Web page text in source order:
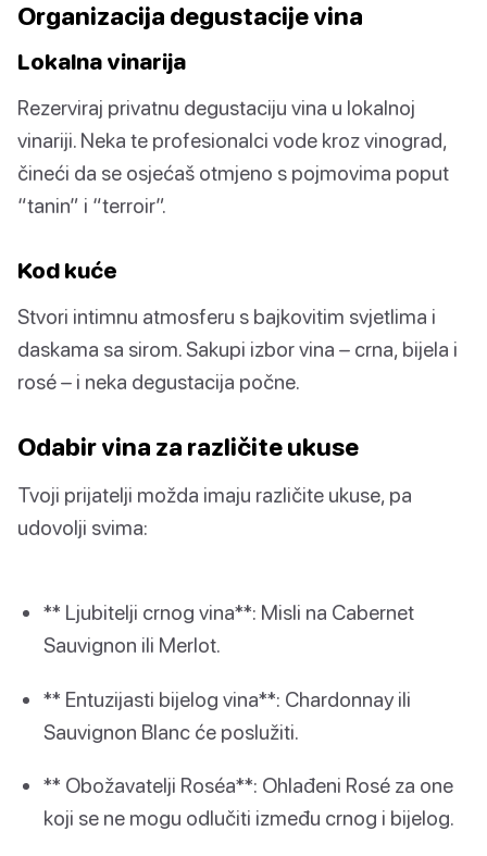
Organizacija degustacije vina
Lokalna vinarija
Rezerviraj privatnu degustaciju vina u lokalnoj
vinariji. Neka te profesionalci vode kroz vinograd,
čineći da se osjećaš otmjeno s pojmovima poput
“tanin” i “terroir”.
Kod kuće
Stvori intimnu atmosferu s bajkovitim svjetlima i
daskama sa sirom. Sakupi izbor vina – crna, bijela i
rosé – i neka degustacija počne.
Odabir vina za različite ukuse
Tvoji prijatelji možda imaju različite ukuse, pa
udovolji svima:
** Ljubitelji crnog vina**: Misli na Cabernet
Sauvignon ili Merlot.
** Entuzijasti bijelog vina**: Chardonnay ili
Sauvignon Blanc će poslužiti.
** Obožavatelji Roséa**: Ohlađeni Rosé za one
koji se ne mogu odlučiti između crnog i bijelog.